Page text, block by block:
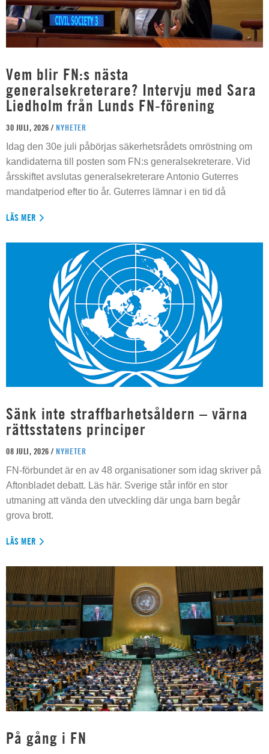
Vem blir FN:s nästa
generalsekreterare? Intervju med Sara
Liedholm från Lunds FN-förening
30 JULI, 2026 / NYHETER
Idag den 30e juli påbörjas säkerhetsrådets omröstning om
kandidaterna till posten som FN:s generalsekreterare. Vid
årsskiftet avslutas generalsekreterare Antonio Guterres
mandatperiod efter tio år. Guterres lämnar i en tid då
LÄS MER
Sänk inte straffbarhetsåldern – värna
rättsstatens principer
08 JULI, 2026 / NYHETER
FN-förbundet är en av 48 organisationer som idag skriver på
Aftonbladet debatt. Läs här. Sverige står inför en stor
utmaning att vända den utveckling där unga barn begår
grova brott.
LÄS MER
På gång i FN